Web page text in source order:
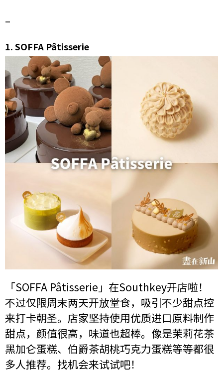
–
1.SOFFA Pâtisserie
「SOFFA Pâtisserie」在Southkey开店啦！
不过仅限周末两天开放堂食，吸引不少甜点控
来打卡朝圣。店家坚持使用优质进口原料制作
甜点，颜值很高，味道也超棒。像是茉莉花茶
黑加仑蛋糕、伯爵茶胡桃巧克力蛋糕等等都很
多人推荐。找机会来试试吧！